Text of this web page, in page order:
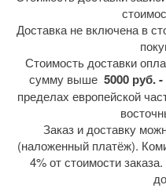
Доставка не включена в
Стоимость доставки
сумму выше 5000 руб.
пределах европейской
Заказ и доставку
(наложенный платёж).
4% от стоимости